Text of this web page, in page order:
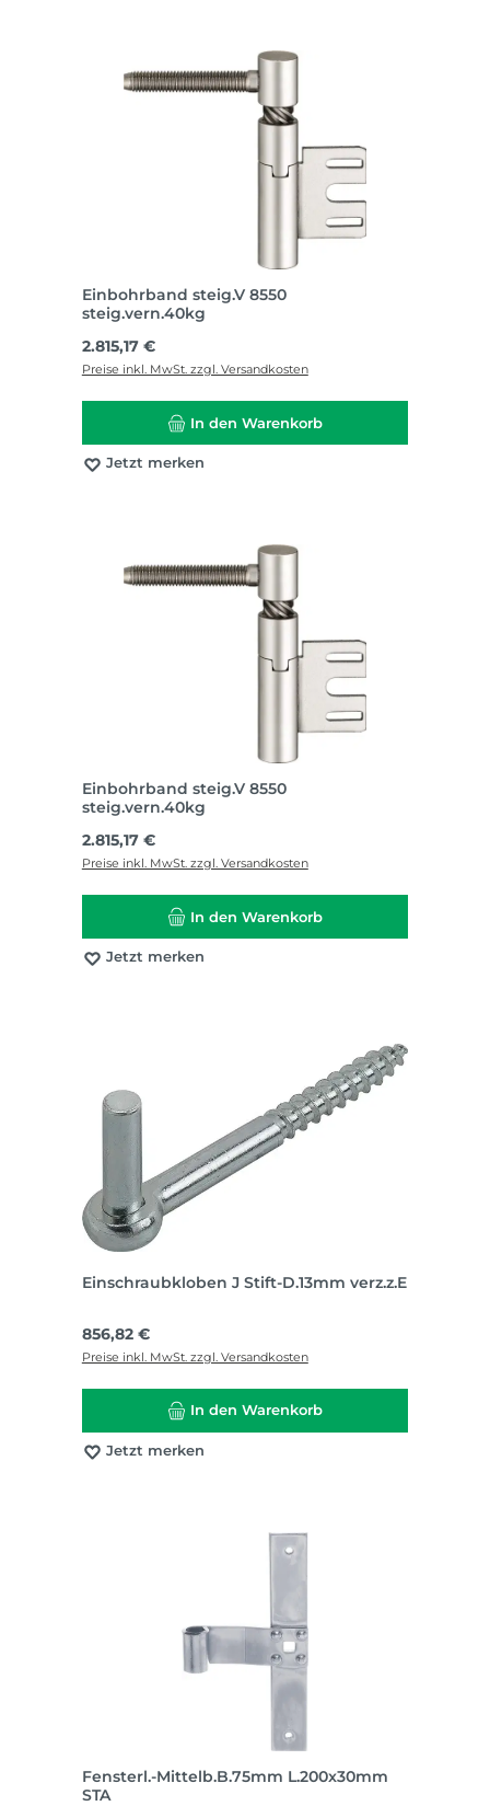
Einbohrband steig.V 8550
steig.vern.40kg
Regulärer Preis:
2.815,17 €
Preise inkl. MwSt. zzgl. Versandkosten
In den Warenkorb
Jetzt merken
Einbohrband steig.V 8550
steig.vern.40kg
Regulärer Preis:
2.815,17 €
Preise inkl. MwSt. zzgl. Versandkosten
In den Warenkorb
Jetzt merken
Einschraubkloben J Stift-D.13mm verz.z.E
Regulärer Preis:
856,82 €
Preise inkl. MwSt. zzgl. Versandkosten
In den Warenkorb
Jetzt merken
Fensterl.-Mittelb.B.75mm L.200x30mm
STA